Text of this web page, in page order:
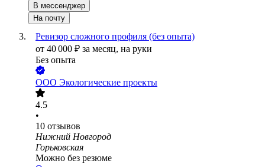
В мессенджер
На почту
Ревизор сложного профиля (без опыта)
от 40 000 ₽ за месяц, на руки
Без опыта
ООО Экологические проекты
4.5
•
10 отзывов
Нижний Новгород
Горьковская
Можно без резюме